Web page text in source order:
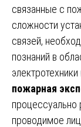
связанные с
сложности
связей,
познаний в
пожарная
процессуально
проводимое